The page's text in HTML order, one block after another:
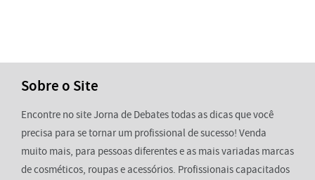
Sobre o Site
Encontre no site Jorna de Debates todas as dicas que você
precisa para se tornar um profissional de sucesso! Venda
muito mais, para pessoas diferentes e as mais variadas marcas
de cosméticos, roupas e acessórios. Profissionais capacitados